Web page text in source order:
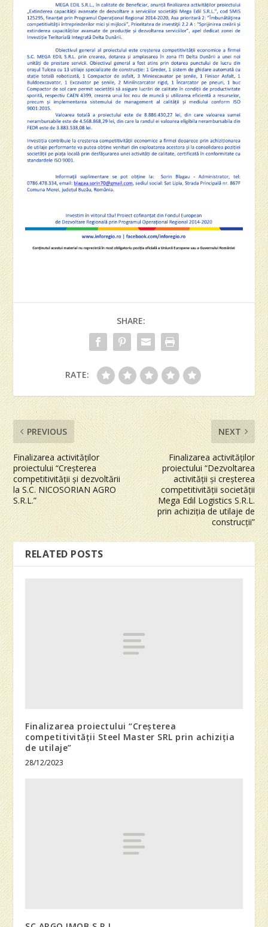
SHARE:
RATE:
PREVIOUS
Finalizarea activităților
proiectului “Creșterea
competitivității și dezvoltării
la S.C. NICOSORIAN AGRO
S.R.L.”
NEXT
Finalizarea activităților
proiectului “Dezvoltarea
activității și creșterea
competitivității societății
Mega Edil Logistics S.R.L.
prin achiziția de utilaje de
construcții”
RELATED POSTS
Finalizarea proiectului “Creșterea
competitivității Steel Master SRL prin achiziția
de utilaje”
28/12/2023